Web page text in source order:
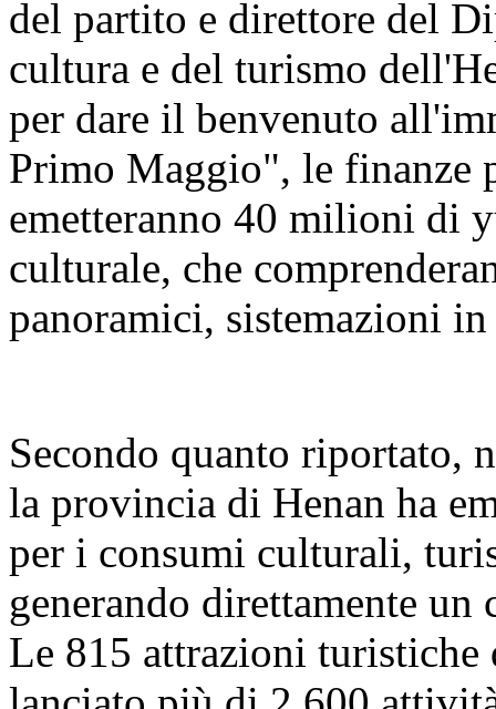
del partito e direttore del
cultura e del turismo
per dare il benvenuto
Primo Maggio", le finanze
emetteranno 40 milioni di
culturale, che
panoramici, sistemazioni
Secondo quanto riportato,
la provincia di Henan ha
per i consumi culturali,
generando direttamente
Le 815 attrazioni